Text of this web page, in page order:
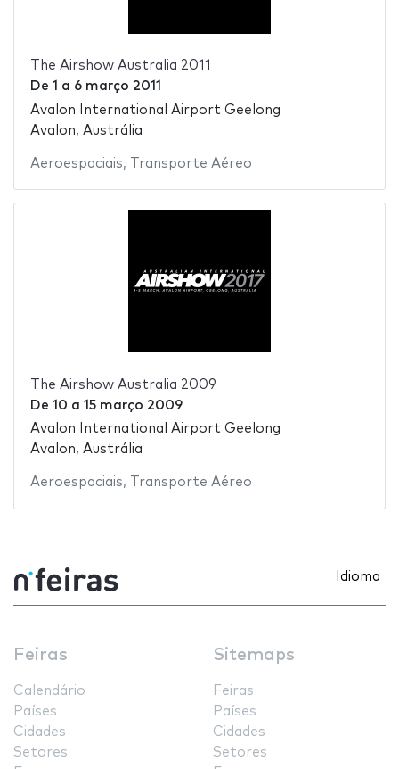
The Airshow Australia 2011
De 1 a 6 março 2011
Avalon International Airport Geelong
Avalon, Austrália
Aeroespaciais, Transporte Aéreo
The Airshow Australia 2009
De 10 a 15 março 2009
Avalon International Airport Geelong
Avalon, Austrália
Aeroespaciais, Transporte Aéreo
Idioma
Feiras
Calendário
Países
Cidades
Setores
Sitemaps
Feiras
Países
Cidades
Setores